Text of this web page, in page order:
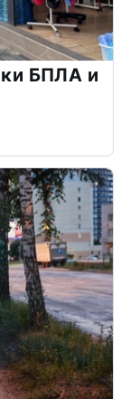
БПЛА и